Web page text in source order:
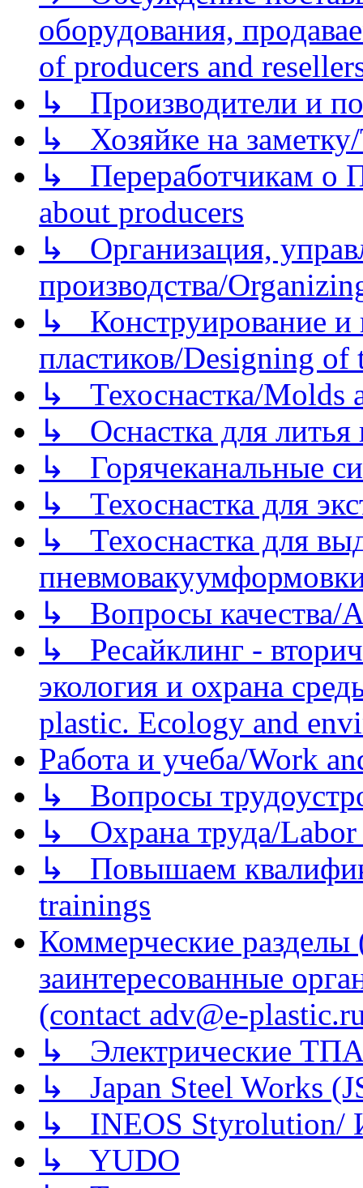
оборудования,
of producers and
↳ Производители и
↳ Хозяйке на
↳ Переработчикам о
about producers
↳ Организация,
производства/
↳ Конструирование и
пластиков/Designing of
↳ Техоснастка/Molds
↳ Оснастка для литья
↳ Горячеканальные
↳ Техоснастка для
↳ Техоснастка для
↳ Вопросы качества/
↳ Ресайклинг -
экология и охрана
plastic. Ecology and
Работа и учеба/Work
↳ Вопросы
↳ Охрана труда/Labor
↳ Повышаем
trainings
Коммерческие
заинтересованные
(contact adv@e-
↳ Электрические
↳ Japan Steel Works
↳ INEOS
↳ YUDO